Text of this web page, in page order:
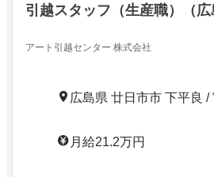
引越スタッフ（生産職）（広
アート引越センター 株式会社
広島県 廿日市市 下平良
月給21.2万円